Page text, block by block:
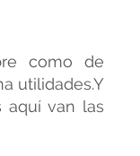
como de
utilidades.Y
aquí van las